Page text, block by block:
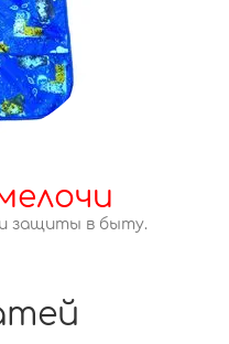
защиты в быту.